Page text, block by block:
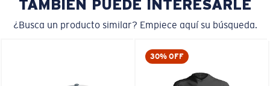
TAMBIÉN PUEDE INTERESARLE
¿Busca un producto similar? Empiece aquí su búsqueda.
30% OFF